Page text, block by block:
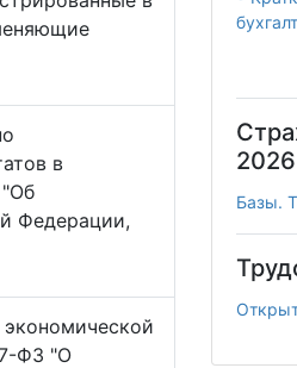
в
Федерации,
ФЗ "О
Базы.